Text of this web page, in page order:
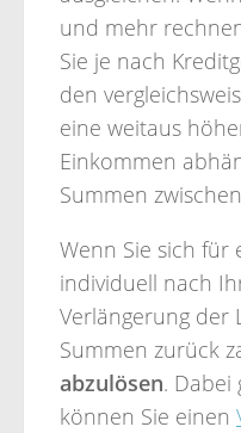
und mehr
Sie je nach
den
eine weitaus
Einkommen
Summen
Wenn Sie sich
individuell nach
Verlängerung der
Summen zurück
abzulösen. Dabei
können Sie einen